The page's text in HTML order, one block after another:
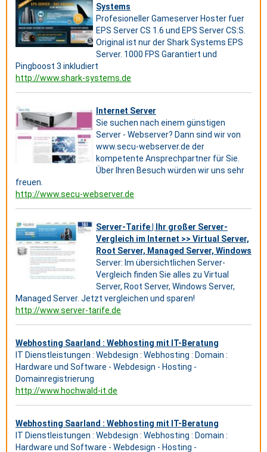
Systems
Profesioneller Gameserver Hoster fuer
EPS Server CS 1.6 und EPS Server CS:S.
Original ist nur der Shark Systems EPS
Server. 1000 FPS Garantiert und
Pingboost 3 inkludiert
http://www.shark-systems.de
Internet Server
Sie suchen nach einem günstigen
Server - Webserver? Dann sind wir von
www.secu-webserver.de der
kompetente Ansprechpartner für Sie.
Über Ihren Besuch würden wir uns sehr
freuen.
http://www.secu-webserver.de
Server-Tarife | Ihr großer Server-
Vergleich im Internet >> Virtual Server,
Root Server, Managed Server, Windows
Server: Im übersichtlichen Server-
Vergleich finden Sie alles zu Virtual
Server, Root Server, Windows Server,
Managed Server. Jetzt vergleichen und sparen!
http://www.server-tarife.de
Webhosting Saarland : Webhosting mit IT-Beratung
IT Dienstleistungen : Webdesign : Webhosting : Domain :
Hardware und Software - Webdesign - Hosting -
Domainregistrierung
http://www.hochwald-it.de
Webhosting Saarland : Webhosting mit IT-Beratung
IT Dienstleistungen : Webdesign : Webhosting : Domain :
Hardware und Software - Webdesign - Hosting -